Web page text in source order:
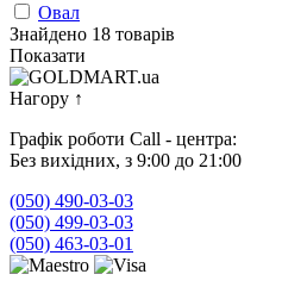
Овал
Знайдено 18 товарів
Показати
Нагору ↑
Графік роботи Call - центра:
Без вихідних, з 9:00 до 21:00
(050) 490-03-03
(050) 499-03-03
(050) 463-03-01